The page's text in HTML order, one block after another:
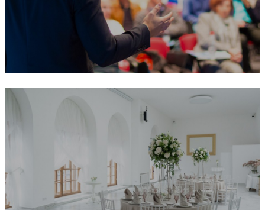
Business events